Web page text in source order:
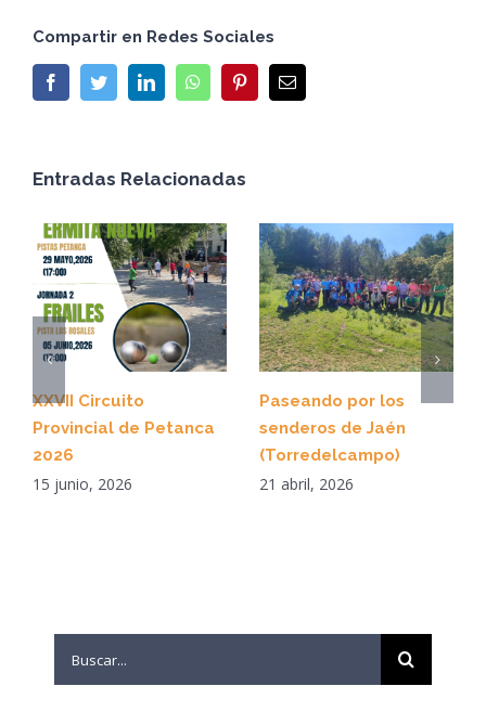
Compartir en Redes Sociales
FacebookTwitterLinkedInWhatsAppPinterestEmail
Entradas Relacionadas
XXVII Circuito
Provincial de Petanca
2026
15 junio, 2026
Paseando por los
senderos de Jaén
(Torredelcampo)
21 abril, 2026
for: